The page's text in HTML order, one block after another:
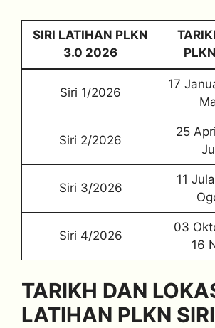
SIRI LATIHAN PLKN
3.0 2026
Siri 1/2026
17
Siri 2/2026
25
Siri 3/2026
11
Siri 4/2026
03
16
TARIKH DAN
LATIHAN PLKN